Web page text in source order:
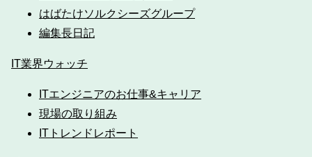
はばたけソルクシーズグループ
編集長日記
IT業界ウォッチ
ITエンジニアのお仕事&キャリア
現場の取り組み
ITトレンドレポート